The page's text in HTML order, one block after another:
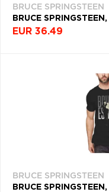
BRUCE SPRINGSTEEN
EUR 36.49
BRUCE SPRINGSTEEN